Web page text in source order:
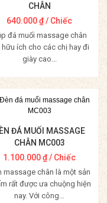
CHÂN
640.000₫/ Chiếc
đá muối massage chân
hữu ích cho các chị hay đi
giày cao...
Mua Hàng
ĐÁ MUỐI MASSAGE
CHÂN MC003
1.100.000₫/ Chiếc
massage chân là một sản
rất được ưa chuộng hiện
nay. Với công...